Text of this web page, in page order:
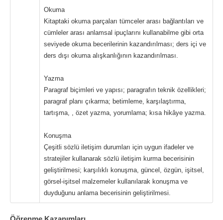
Okuma
Kitaptaki okuma parçaları tümceler arası bağlantıları ve
cümleler arası anlamsal ipuçlarını kullanabilme gibi orta
seviyede okuma becerilerinin kazandırılması; ders içi ve
ders dışı okuma alışkanlığının kazandırılması.
Yazma
Paragraf biçimleri ve yapısı; paragrafın teknik özellikleri;
paragraf planı çıkarma; betimleme, karşılaştırma,
tartışma, , özet yazma, yorumlama; kısa hikâye yazma.
Konuşma
Çeşitli sözlü iletişim durumları için uygun ifadeler ve
stratejiler kullanarak sözlü iletişim kurma becerisinin
geliştirilmesi; karşılıklı konuşma, güncel, özgün, işitsel,
görsel-işitsel malzemeler kullanılarak konuşma ve
duyduğunu anlama becerisinin geliştirilmesi.